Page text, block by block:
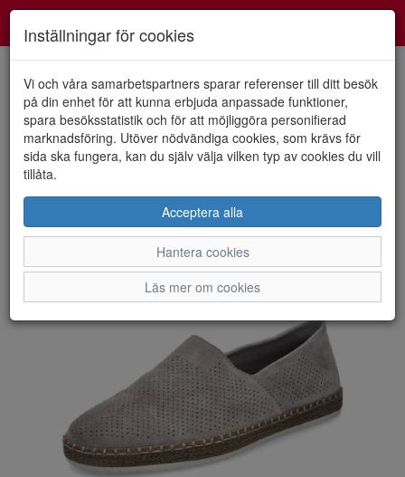
HEM RIEKER
Inställningar för cookies
Vi och våra samarbetspartners sparar referenser till ditt besök
på din enhet för att kunna erbjuda anpassade funktioner,
spara besöksstatistik och för att möjliggöra personifierad
marknadsföring. Utöver nödvändiga cookies, som krävs för
sida ska fungera, kan du själv välja vilken typ av cookies du vill
tillåta.
Acceptera alla
Hantera cookies
Läs mer om cookies